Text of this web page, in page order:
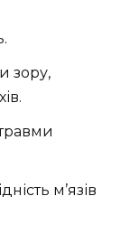
зору,
м’язів